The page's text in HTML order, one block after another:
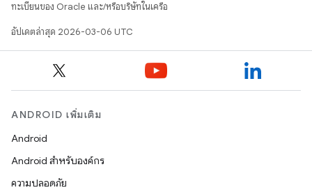
ทะเบียนของ Oracle และ/หรือบริษัทในเครือ
อัปเดตล่าสุด 2026-03-06 UTC
ANDROID เพิ่มเติม
Android
Android สำหรับองค์กร
ความปลอดภัย